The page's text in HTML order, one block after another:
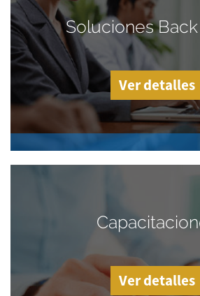
Soluciones
Ver detalles
Ver detalles